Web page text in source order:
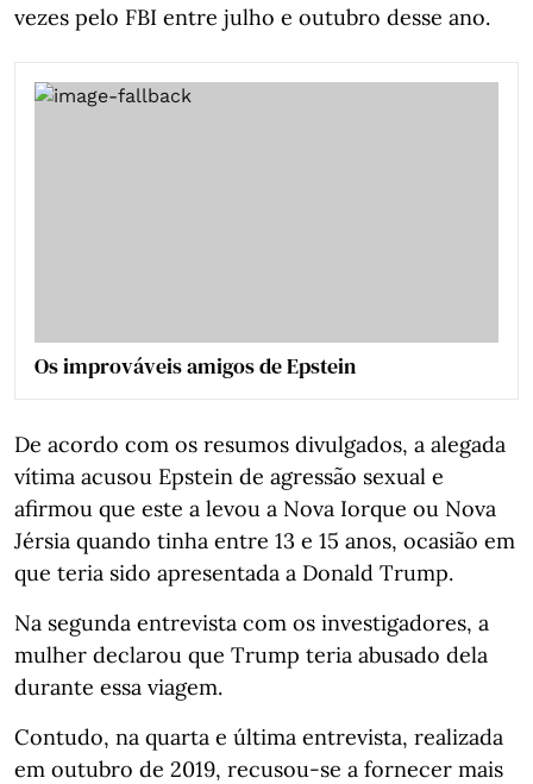
vezes pelo FBI entre julho e outubro desse ano.
Os improváveis amigos de Epstein
De acordo com os resumos divulgados, a alegada
vítima acusou Epstein de agressão sexual e
afirmou que este a levou a Nova Iorque ou Nova
Jérsia quando tinha entre 13 e 15 anos, ocasião em
que teria sido apresentada a Donald Trump.
Na segunda entrevista com os investigadores, a
mulher declarou que Trump teria abusado dela
durante essa viagem.
Contudo, na quarta e última entrevista, realizada
em outubro de 2019, recusou-se a fornecer mais